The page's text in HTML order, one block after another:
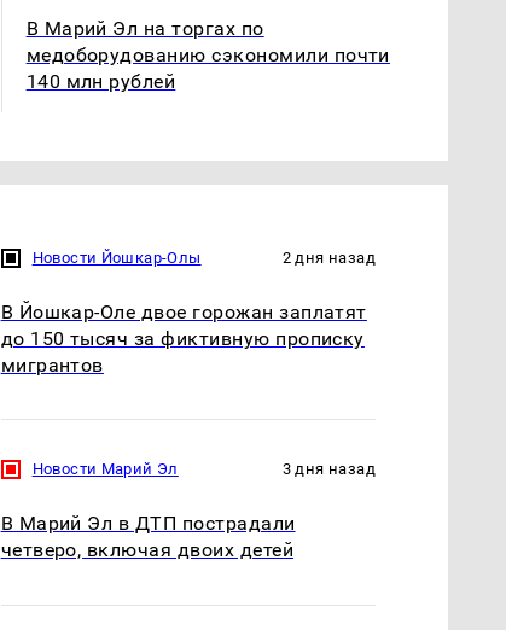
В магазинах России
ажиотаж из-за этого
продукта: что купить?
полицейскую
машину напали и
В Марий Эл на торгах по
медоборудованию сэкономили почти
140 млн рублей
Новости Йошкар-Олы 2 дня назад
В Йошкар-Оле двое горожан заплатят
до 150 тысяч за фиктивную прописку
мигрантов
Новости Марий Эл 3 дня назад
В Марий Эл в ДТП пострадали
четверо, включая двоих детей